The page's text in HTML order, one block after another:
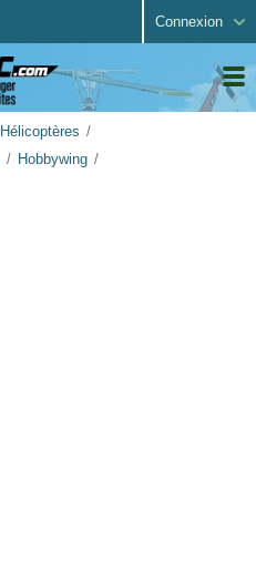
Connexion
Hélicoptères
Hobbywing